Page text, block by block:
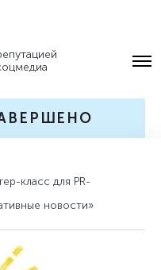
класс для PR-
новости»